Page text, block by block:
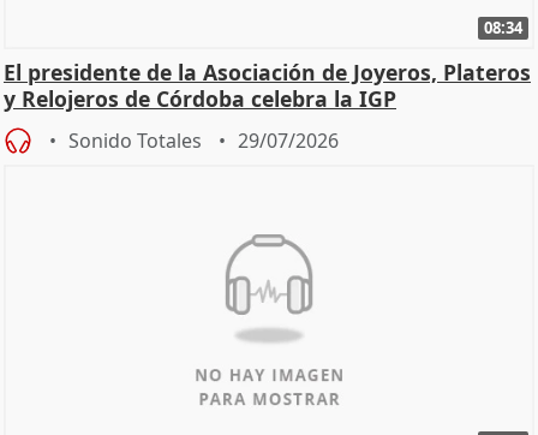
08:34
El presidente de la Asociación de Joyeros, Plateros
y Relojeros de Córdoba celebra la IGP
Sonido Totales 29/07/2026